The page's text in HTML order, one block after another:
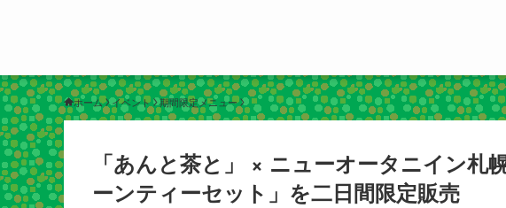
ホーム イベント 期間限定メニュー
「あんと茶と」 × ニューオータニイン札
ーンティーセット」を二日間限定販売